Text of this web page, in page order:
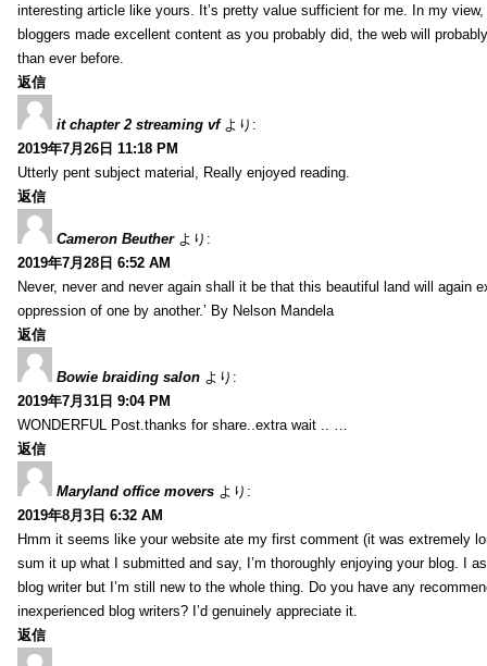
interesting article like yours. It’s pretty value sufficient for me. In my
bloggers made excellent content as you probably did, the web will
than ever before.
返信
it chapter 2 streaming vf より:
2019年7月26日 11:18 PM
Utterly pent subject material, Really enjoyed reading.
返信
Cameron Beuther より:
2019年7月28日 6:52 AM
Never, never and never again shall it be that this beautiful land will again
oppression of one by another.’ By Nelson Mandela
返信
Bowie braiding salon より:
2019年7月31日 9:04 PM
WONDERFUL Post.thanks for share..extra wait .. …
返信
Maryland office movers より:
2019年8月3日 6:32 AM
Hmm it seems like your website ate my first comment (it was extremely
sum it up what I submitted and say, I’m thoroughly enjoying your blog. I
blog writer but I’m still new to the whole thing. Do you have any
inexperienced blog writers? I’d genuinely appreciate it.
返信